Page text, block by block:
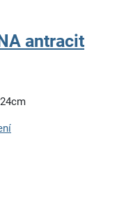
antracit